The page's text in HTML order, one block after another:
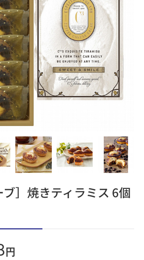
ブ］焼きティラミス 6個
円